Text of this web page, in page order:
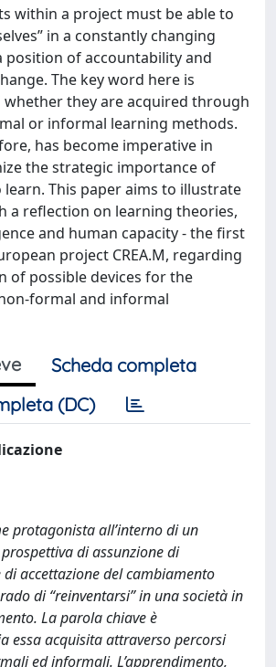
within a project must be able to
in a constantly changing
position of accountability and
The key word here is
whether they are acquired through
or informal learning methods.
has become imperative in
the strategic importance of
This paper aims to illustrate
a reflection on learning theories,
and human capacity - the first
project CREA.M, regarding
of possible devices for the
formal and informal
Scheda completa
(DC)
protagonista all’interno di un
di assunzione di
accettazione del cambiamento
di “reinventarsi” in una società in
La parola chiave è
essa acquisita attraverso percorsi
ed informali. L’apprendimento,